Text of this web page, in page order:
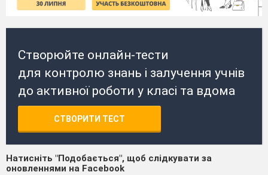
Створюйте онлайн-тести
для контролю знань і залучення учнів
до активної роботи у класі та вдома
СТВОРИТИ ТЕСТ
Натисніть "Подобається", щоб слідкувати за
оновленнями на Facebook